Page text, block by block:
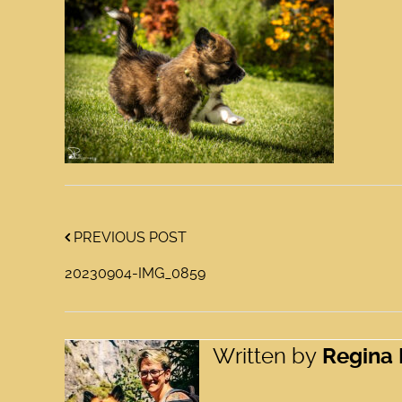
PREVIOUS POST
20230904-IMG_0859
Written by Regina